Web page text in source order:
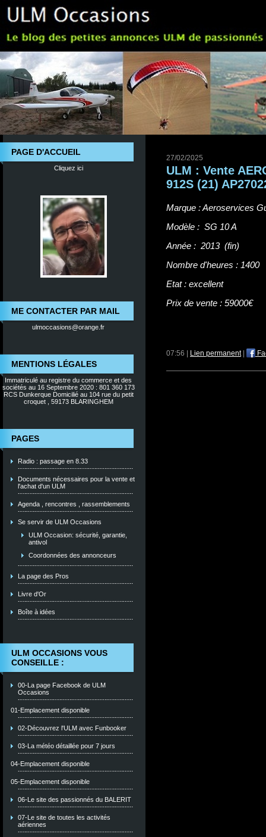
PAGE D'ACCUEIL
Cliquez ici
ME CONTACTER PAR MAIL
ulmoccasions@orange.fr
MENTIONS LÉGALES
Immatriculé au registre du commerce et des
sociétés au 16 Septembre 2020 : 801 360 173
RCS Dunkerque Domicilié au 104 rue du petit
croquet , 59173 BLARINGHEM
PAGES
Radio : passage en 8.33
Documents nécessaires pour la vente et
l'achat d'un ULM
Agenda , rencontres , rassemblements
Se servir de ULM Occasions
ULM Occasion: sécurité, garantie,
antivol
Coordonnées des annonceurs
La page des Pros
Livre d'Or
Boîte à idées
ULM OCCASIONS VOUS
CONSEILLE :
00-La page Facebook de ULM
Occasions
01-Emplacement disponible
02-Découvrez l'ULM avec Funbooker
03-La météo détaillée pour 7 jours
04-Emplacement disponible
05-Emplacement disponible
06-Le site des passionnés du BALERIT
07-Le site de toutes les activités
aériennes
27/02/2025
ULM : Vente
912S (21)
Marque : Aeroservices
Modèle : SG 10 A
Année : 2013 (fin)
Nombre d'heures : 1400
Etat : excellent
Prix de vente : 59000€
07:56 | Lien permanent|